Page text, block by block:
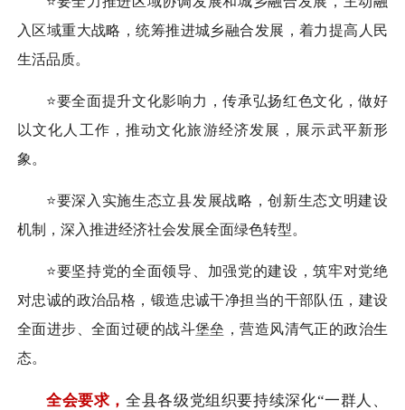
入区域重大战略，统筹推进城乡融合发展，着力提高人民
生活品质。
⭐要全面提升文化影响力，传承弘扬红色文化，做好
以文化人工作，推动文化旅游经济发展，展示武平新形
象。
⭐要深入实施生态立县发展战略，创新生态文明建设
机制，深入推进经济社会发展全面绿色转型。
⭐要坚持党的全面领导、加强党的建设，筑牢对党绝
对忠诚的政治品格，锻造忠诚干净担当的干部队伍，建设
全面进步、全面过硬的战斗堡垒，营造风清气正的政治生
态。
全会要求，全县各级党组织要持续深化“一群人、